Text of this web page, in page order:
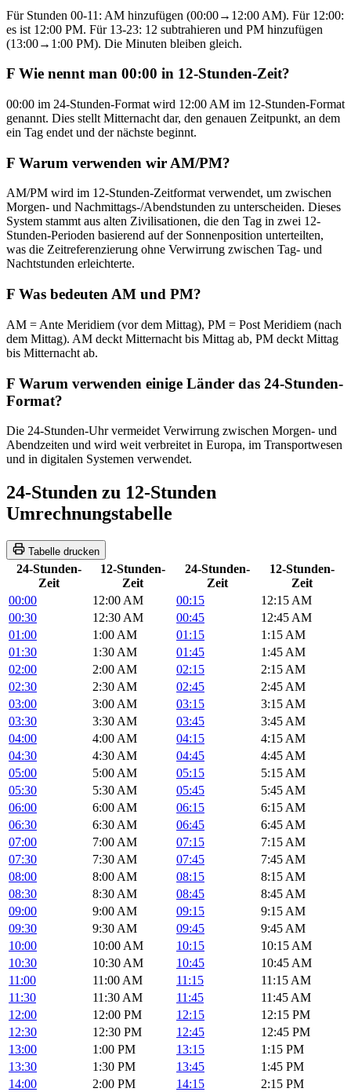
Für Stunden 00-11: AM hinzufügen (00:00→12:00 AM). Für 12:00:
es ist 12:00 PM. Für 13-23: 12 subtrahieren und PM hinzufügen
(13:00→1:00 PM). Die Minuten bleiben gleich.
F Wie nennt man 00:00 in 12-Stunden-Zeit?
00:00 im 24-Stunden-Format wird 12:00 AM im 12-Stunden-Format
genannt. Dies stellt Mitternacht dar, den genauen Zeitpunkt, an dem
ein Tag endet und der nächste beginnt.
F Warum verwenden wir AM/PM?
AM/PM wird im 12-Stunden-Zeitformat verwendet, um zwischen
Morgen- und Nachmittags-/Abendstunden zu unterscheiden. Dieses
System stammt aus alten Zivilisationen, die den Tag in zwei 12-
Stunden-Perioden basierend auf der Sonnenposition unterteilten,
was die Zeitreferenzierung ohne Verwirrung zwischen Tag- und
Nachtstunden erleichterte.
F Was bedeuten AM und PM?
AM = Ante Meridiem (vor dem Mittag), PM = Post Meridiem (nach
dem Mittag). AM deckt Mitternacht bis Mittag ab, PM deckt Mittag
bis Mitternacht ab.
F Warum verwenden einige Länder das 24-Stunden-
Format?
Die 24-Stunden-Uhr vermeidet Verwirrung zwischen Morgen- und
Abendzeiten und wird weit verbreitet in Europa, im Transportwesen
und in digitalen Systemen verwendet.
24-Stunden zu 12-Stunden
Umrechnungstabelle
Tabelle drucken
24-Stunden-
Zeit
12-Stunden-
Zeit
24-Stunden-
Zeit
12-Stunden-
Zeit
00:00
12:00 AM 00:15
12:15 AM
00:30
12:30 AM 00:45
12:45 AM
01:00
1:00 AM 01:15
1:15 AM
01:30
1:30 AM 01:45
1:45 AM
02:00
2:00 AM 02:15
2:15 AM
02:30
2:30 AM 02:45
2:45 AM
03:00
3:00 AM 03:15
3:15 AM
03:30
3:30 AM 03:45
3:45 AM
04:00
4:00 AM 04:15
4:15 AM
04:30
4:30 AM 04:45
4:45 AM
05:00
5:00 AM 05:15
5:15 AM
05:30
5:30 AM 05:45
5:45 AM
06:00
6:00 AM 06:15
6:15 AM
06:30
6:30 AM 06:45
6:45 AM
07:00
7:00 AM 07:15
7:15 AM
07:30
7:30 AM 07:45
7:45 AM
08:00
8:00 AM 08:15
8:15 AM
08:30
8:30 AM 08:45
8:45 AM
09:00
9:00 AM 09:15
9:15 AM
09:30
9:30 AM 09:45
9:45 AM
10:00
10:00 AM 10:15
10:15 AM
10:30
10:30 AM 10:45
10:45 AM
11:00
11:00 AM 11:15
11:15 AM
11:30
11:30 AM 11:45
11:45 AM
12:00
12:00 PM 12:15
12:15 PM
12:30
12:30 PM 12:45
12:45 PM
13:00
1:00 PM 13:15
1:15 PM
13:30
1:30 PM 13:45
1:45 PM
14:00
2:00 PM 14:15
2:15 PM